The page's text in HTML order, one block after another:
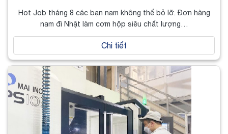
Hot Job tháng 8 các bạn nam không thể bỏ lỡ. Đơn hàng
nam đi Nhật làm cơm hộp siêu chất lượng…
Chi tiết